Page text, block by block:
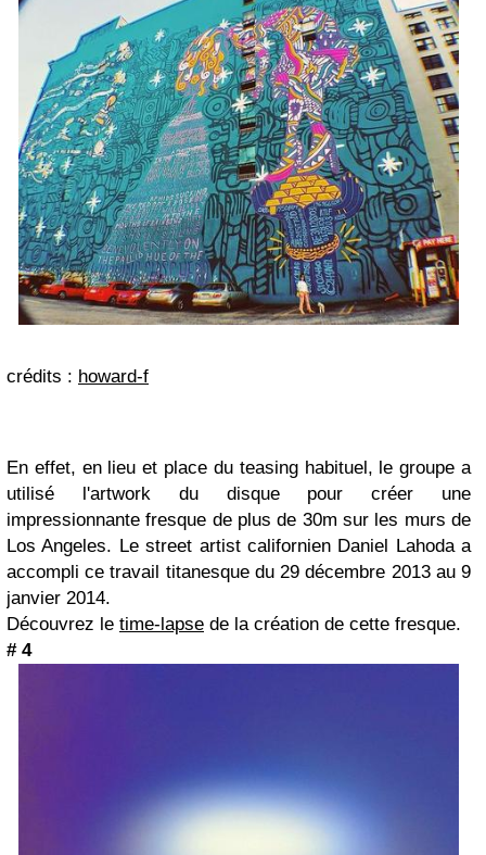
crédits : howard-f
En effet, en lieu et place du teasing habituel, le groupe a
utilisé l'artwork du disque pour créer une
impressionnante fresque de plus de 30m sur les murs de
Los Angeles. Le street artist californien Daniel Lahoda a
accompli ce travail titanesque du 29 décembre 2013 au 9
janvier 2014.
Découvrez le time-lapse de la création de cette fresque.
# 4